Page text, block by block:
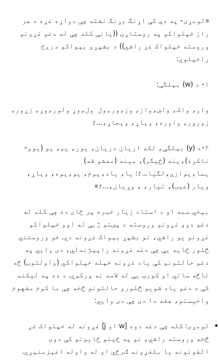
«لومړی- په دې کې اړنگ بړنگ نشته چې دواړه غږه د هر
راز خپلواکو په روستاړۍ ((یانې کله چې له دغو غږونو
وروسته خپلواک غږ راشي)) د بشپړو بېواکو دريځ
راخپلوي:
۱- د (w) بېلگې:
وار، واک، واښ،واز، وز،ور،ول ول،وړ ولور،وړ، زړور،
زورور، واوره، وياړ، ويجاړ،…؛
۲-د (y) بېلگې، لکه اريان دريان، يور، يم، يو (يوو-
ناکره)،ينه (ځيگر)، مينه (معشو قه)
يما،يوازې،لگيا…؛: يا، ياد،يوم، يو،يوه، وياړ،
ويار (عيب)، تيار، ، وړيان،…؛»
بېخي سمه او د استاد زیار خبره پر ځای ده چې کله له
دغو دوو غږونو وروسته د پښتو ژبې له اوو خپلواکو
غږونو یو راشي، نو بشپړ بېواک غږونه دي. خو وروستني
څلور ځایه یې چې دغه غږونه راپېژندلي، دی وایي په
دغو حالتونو کې یاد غږونه خپله خپلواکي (واولتوب) څه
ناڅه ساتي او کورټ یې له لاسه نه ورکوي. د ده په لیکنه
کې د دغو یاد شویو څلورو حالتونو څخه چې ما کوم مفهوم
واخیستو، هغه دا دی چې دی وایي:
لومړی: کله چې دغه دوه [w او j] غږونه له خپلواک غږ
څخه وروسته راشي، نو په ځینو ځایونو کې دوی
الفونونه یا بلغږونه ګرځي او له واوله اغېزمنېږي.